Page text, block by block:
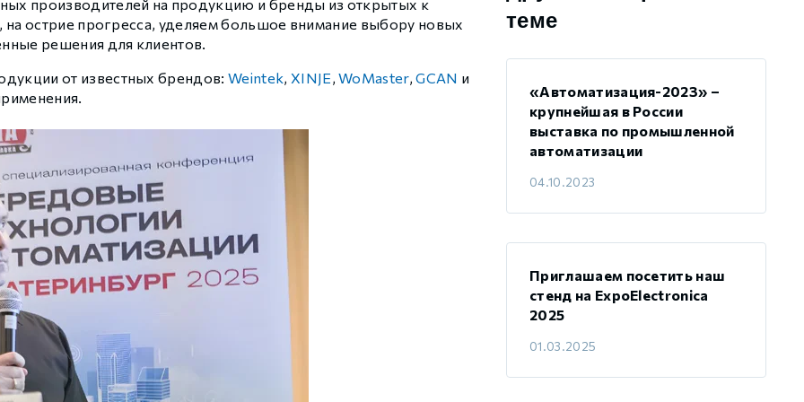
производителей на продукцию и бренды из открытых к
на острие прогресса, уделяем большое внимание выбору новых
решения для клиентов.
от известных брендов:Weintek, XINJE,WoMaster,GCAN и
теме
«Автоматизация-2023» –
крупнейшая в России
выставка по промышленной
автоматизации
04.10.2023
Приглашаем посетить наш
стенд на ExpoElectronica
2025
01.03.2025
с разомкнутым контуром)
контуром)